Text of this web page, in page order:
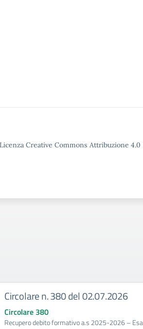
Creative Commons Attribuzione 4.0
Circolare n. 380 del 02.07.2026
Circolare 380
Recupero debito formativo a.s 2025-2026 –